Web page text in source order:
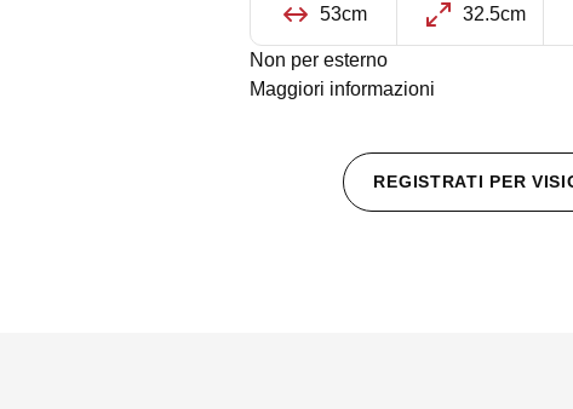
nero
GN
1/1
quantità
53cm 32.5cm
Non per esterno
Maggiori informazioni
REGISTRATI PER